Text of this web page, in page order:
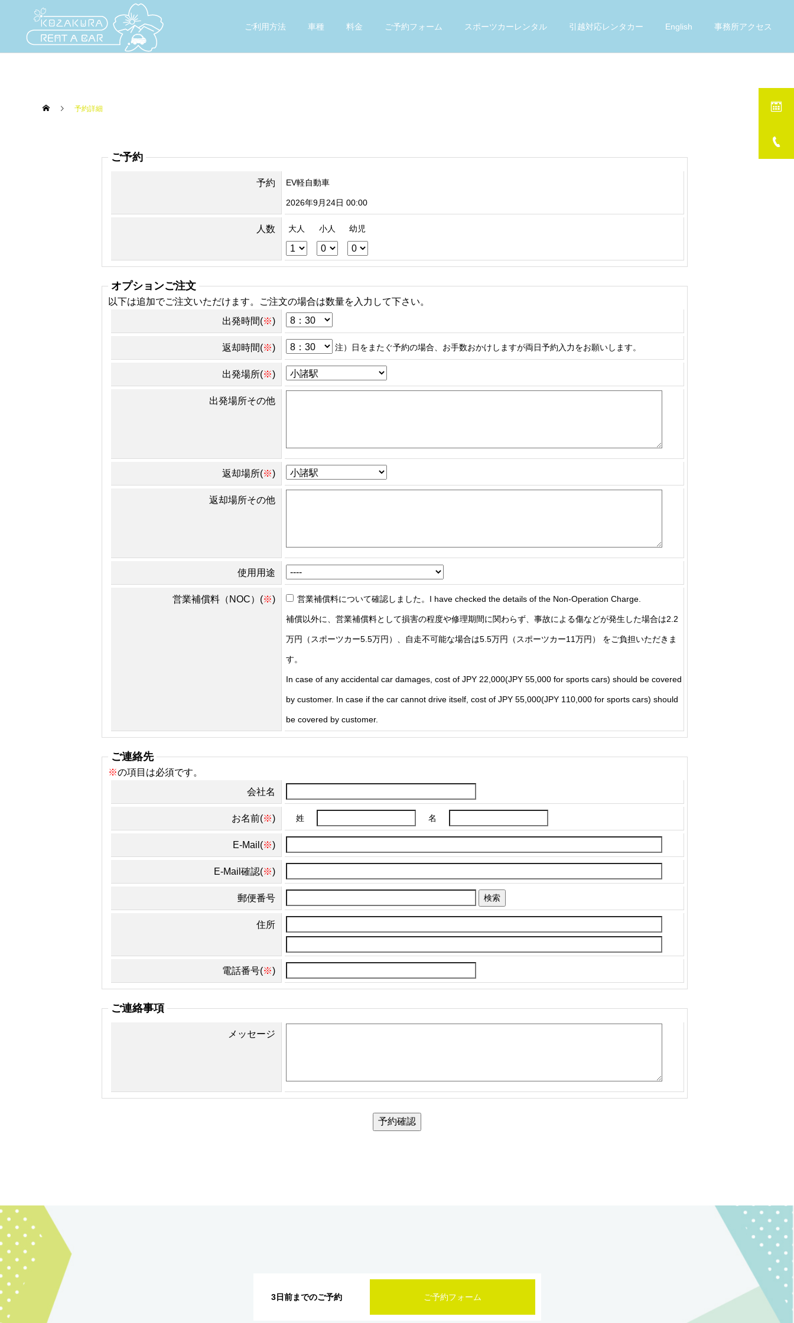
ご利用方法 車種 料金 ご予約フォーム スポーツカーレンタル 引越対応レンタカー English 事務所アクセス
予約詳細
ご予約
予約 EV軽自動車
2026年9月24日 00:00
人数 大人 小人 幼児
オプションご注文
以下は追加でご注文いただけます。ご注文の場合は数量を入力して下さい。
出発時間(※)
返却時間(※) 注）日をまたぐ予約の場合、お手数おかけしますが両日予約入力をお願いします。
出発場所(※)
出発場所その他
返却場所(※)
返却場所その他
使用用途
営業補償料（NOC）(※) 営業補償料について確認しました。I have checked the details of the Non-Operation Charge.
補償以外に、営業補償料として損害の程度や修理期間に関わらず、事故による傷などが発生した場合は2.2
万円（スポーツカー5.5万円）、自走不可能な場合は5.5万円（スポーツカー11万円） をご負担いただきま
す。
In case of any accidental car damages, cost of JPY 22,000(JPY 55,000 for sports cars) should be covered
by customer. In case if the car cannot drive itself, cost of JPY 55,000(JPY 110,000 for sports cars) should
be covered by customer.
ご連絡先
※の項目は必須です。
会社名
お名前(※) 姓 名
E-Mail(※)
E-Mail確認(※)
郵便番号 検索
住所
電話番号(※)
ご連絡事項
メッセージ
予約確認
3日前までのご予約 ご予約フォーム